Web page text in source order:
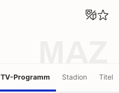
TV-Programm Stadion Titel